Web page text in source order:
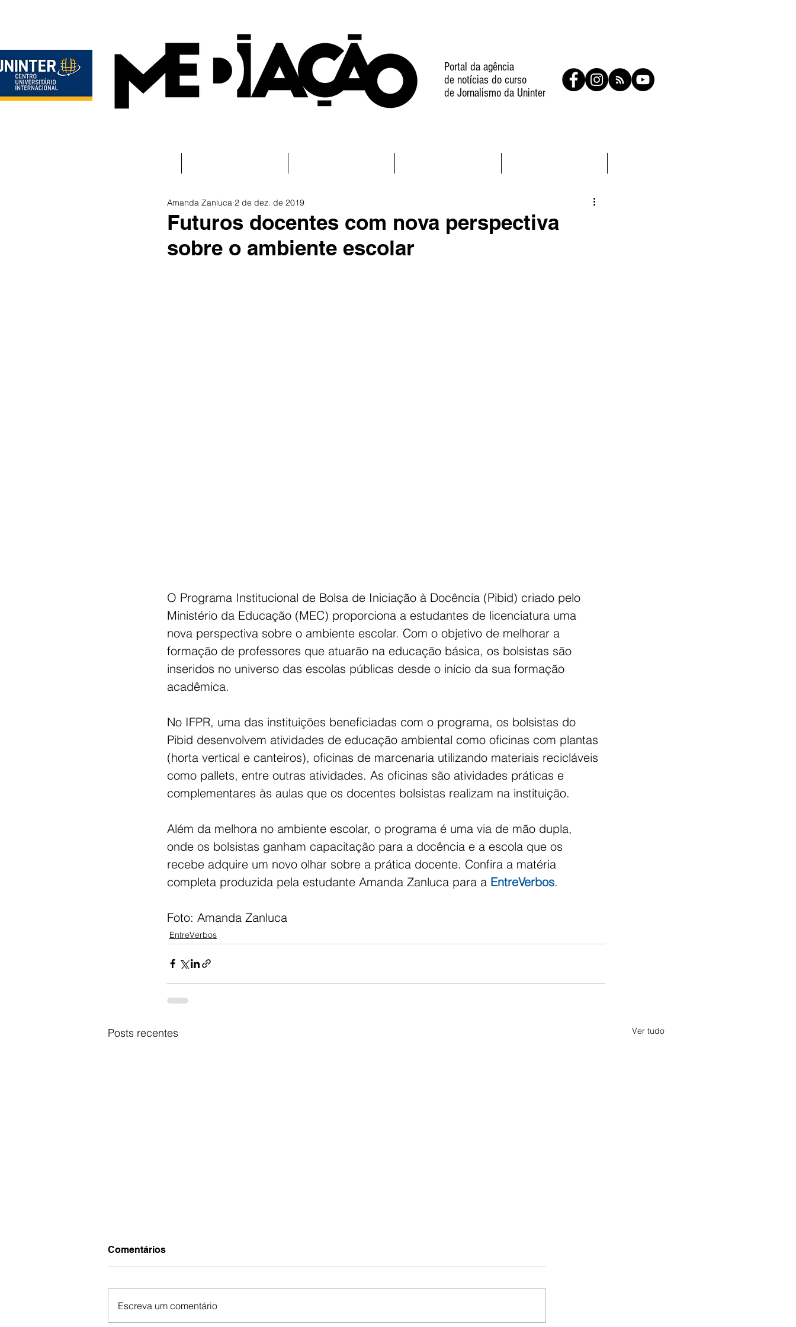
Portal da agência
de notícias do curso
de Jornalismo da Uninter
Futuros docentes com nova perspectiva
sobre o ambiente escolar
Amanda Zanluca 2 de dez. de 2019
O Programa Institucional de Bolsa de Iniciação à Docência (Pibid) criado pelo
Ministério da Educação (MEC) proporciona a estudantes de licenciatura uma
nova perspectiva sobre o ambiente escolar. Com o objetivo de melhorar a
formação de professores que atuarão na educação básica, os bolsistas são
inseridos no universo das escolas públicas desde o início da sua formação
acadêmica.
No IFPR, uma das instituições beneficiadas com o programa, os bolsistas do
Pibid desenvolvem atividades de educação ambiental como oficinas com plantas
(horta vertical e canteiros), oficinas de marcenaria utilizando materiais recicláveis
como pallets, entre outras atividades. As oficinas são atividades práticas e
complementares às aulas que os docentes bolsistas realizam na instituição.
Além da melhora no ambiente escolar, o programa é uma via de mão dupla,
onde os bolsistas ganham capacitação para a docência e a escola que os
recebe adquire um novo olhar sobre a prática docente. Confira a matéria
completa produzida pela estudante Amanda Zanluca para a EntreVerbos.
Foto: Amanda Zanluca
EntreVerbos
Posts recentes Ver tudo
Comentários
Escreva um comentário